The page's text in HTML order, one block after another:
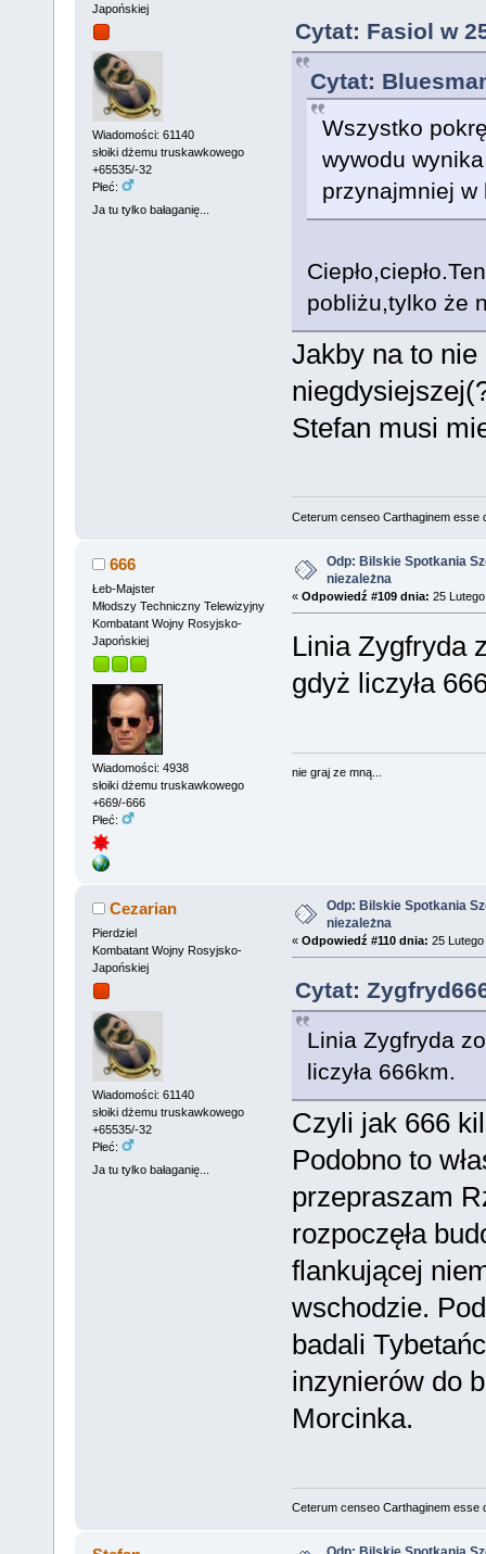
Japońskiej
Wiadomości: 61140
słoiki dżemu truskawkowego
+65535/-32
Płeć:
Ja tu tylko bałaganię...
Cytat: Fasiol w
Cytat:
Wszystko
wywodu
przynajmniej
pobliżu,tylko że
Jakby na to
Stefan musi
Ceterum censeo Carthaginem esse
666
Łeb-Majster
Młodszy Techniczny Telewizyjny
Kombatant Wojny Rosyjsko-
Japońskiej
Wiadomości: 4938
słoiki dżemu truskawkowego
+669/-666
Płeć:
Odp: Bilskie Spotkania
niezależna
« Odpowiedź #109 dnia: 25
Linia Zygfryda
gdyż liczyła
nie graj ze mną...
Cezarian
Pierdziel
Kombatant Wojny Rosyjsko-
Japońskiej
Wiadomości: 61140
słoiki dżemu truskawkowego
+65535/-32
Płeć:
Ja tu tylko bałaganię...
Odp: Bilskie Spotkania
niezależna
« Odpowiedź #110 dnia: 25
Cytat:
Linia Zygfryda
liczyła 666km.
Czyli jak 666
Podobno to
przepraszam
rozpoczęła
flankującej
wschodzie.
badali
inzynierów do
Morcinka.
Ceterum censeo Carthaginem esse